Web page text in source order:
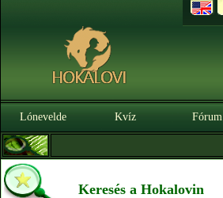
Lónevelde Kvíz Fórum
Keresés a Hokalovin